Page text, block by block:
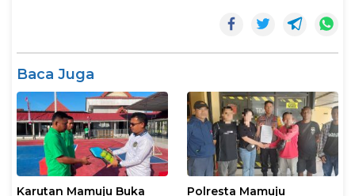
Baca Juga
Karutan Mamuju Buka
Polresta Mamuju